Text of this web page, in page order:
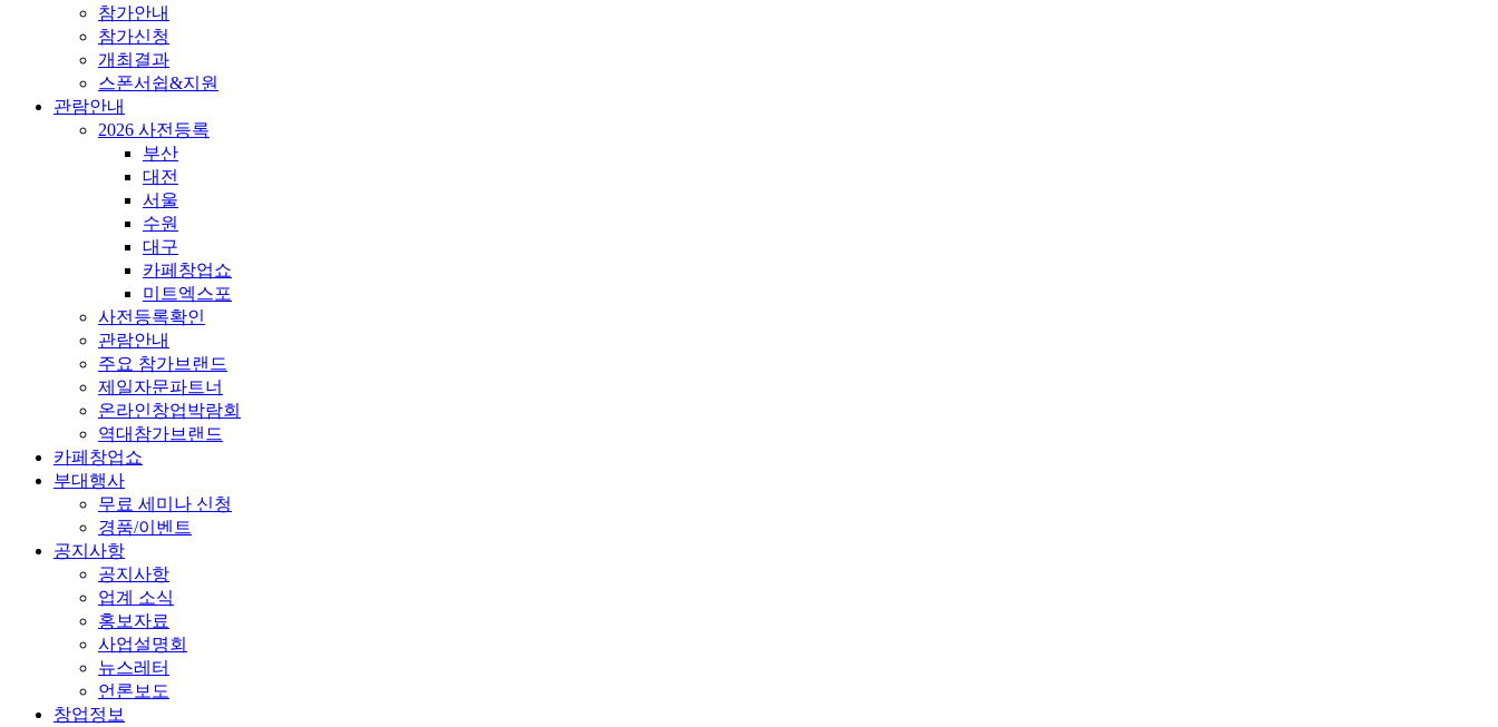
참가안내
참가신청
개최결과
스폰서쉽&지원
관람안내
2026 사전등록
부산
대전
서울
수원
대구
카페창업쇼
미트엑스포
사전등록확인
관람안내
주요 참가브랜드
제일자문파트너
온라인창업박람회
역대참가브랜드
카페창업쇼
부대행사
무료 세미나 신청
경품/이벤트
공지사항
공지사항
업계 소식
홍보자료
사업설명회
뉴스레터
언론보도
창업정보